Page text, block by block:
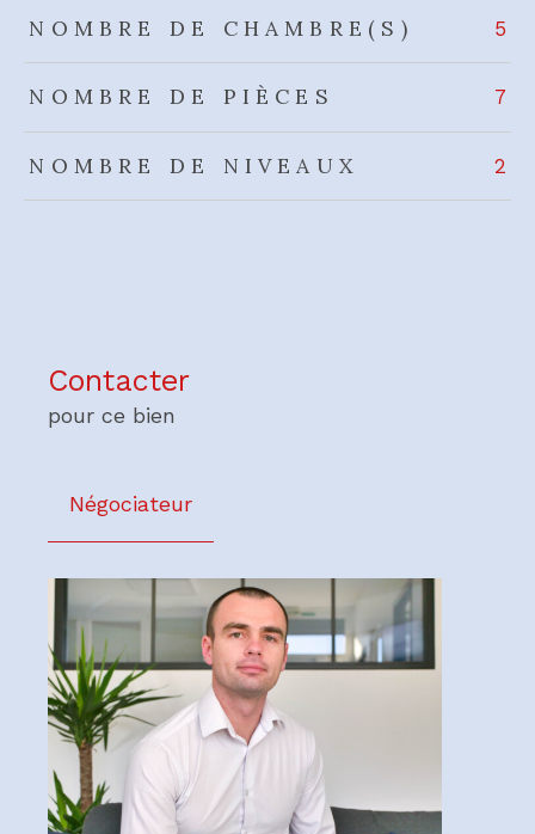
NOMBRE DE CHAMBRE(S) 5
NOMBRE DE PIÈCES 7
NOMBRE DE NIVEAUX 2
Contacter
pour ce bien
Négociateur